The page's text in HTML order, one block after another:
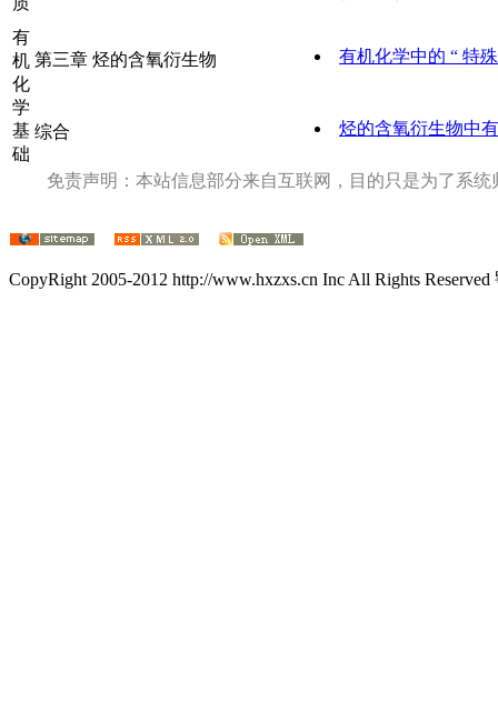
有
机
化
学
基
础
第三章 烃的含氧衍生物 有机化学中的 “ 特
综合 烃的含氧衍生物中
免责声明：本站信息部分来自互联网，目的只是为了系
CopyRight 2005-2012 http://www.hxzxs.cn Inc All Rights